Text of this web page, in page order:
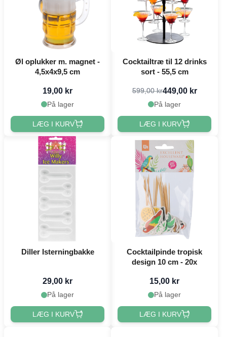
Øl oplukker m. magnet -
4,5x4x9,5 cm
19,00 kr
På lager
LÆG I KURV
Cocktailtræ til 12 drinks
sort - 55,5 cm
599,00 kr449,00 kr
På lager
LÆG I KURV
Diller Isterningbakke
29,00 kr
På lager
LÆG I KURV
Cocktailpinde tropisk
design 10 cm - 20x
15,00 kr
På lager
LÆG I KURV